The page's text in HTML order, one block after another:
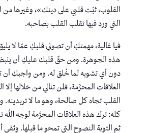
القلوب، ثبّت قلبي على دينك»، وغيرها من
التي ورد فيها تقلب القلب بصاحبه.
فيا غالية، مهمتكِ أن تصوني قلبكِ عمّا لا
هذه الجوهرة. ومن حقّ قلبك عليكِ أن ينبض
دون أي تشويه لما خُلق له. ومن واجبكِ أن
العلاقات المحرَّمة، فلن تنالي من خلالها إلا
القلب تجاه كل صالحة، وهو ما لا
كله: ترك هذه العلاقات المحرَّمة لوجه الله
ثم التوبة النصوح التي تمحو ما قبلها. وثقي